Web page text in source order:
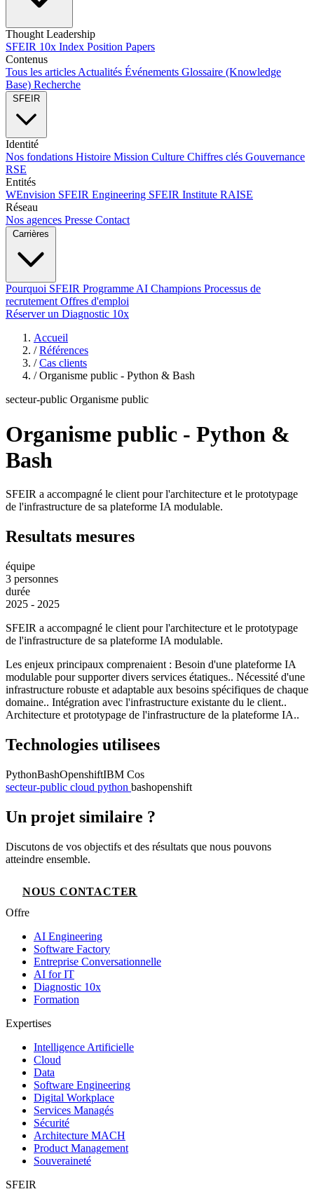
Thought Leadership
SFEIR 10x Index Position Papers
Contenus
Tous les articles Actualités Événements Glossaire (Knowledge
Base) Recherche
SFEIR
Identité
Nos fondations Histoire Mission Culture Chiffres clés Gouvernance
RSE
Entités
WEnvision SFEIR Engineering SFEIR Institute RAISE
Réseau
Nos agences Presse Contact
Carrières
Pourquoi SFEIR Programme AI Champions Processus de
recrutement Offres d'emploi
Réserver un Diagnostic 10x
Accueil
/ Références
/ Cas clients
/ Organisme public - Python & Bash
secteur-public Organisme public
Organisme public - Python &
Bash
SFEIR a accompagné le client pour l'architecture et le prototypage
de l'infrastructure de sa plateforme IA modulable.
Resultats mesures
équipe
3 personnes
durée
2025 - 2025
SFEIR a accompagné le client pour l'architecture et le prototypage
de l'infrastructure de sa plateforme IA modulable.
Les enjeux principaux comprenaient : Besoin d'une plateforme IA
modulable pour supporter divers services étatiques.. Nécessité d'une
infrastructure robuste et adaptable aux besoins spécifiques de chaque
domaine.. Intégration avec l'infrastructure existante du le client..
Architecture et prototypage de l'infrastructure de la plateforme IA..
Technologies utilisees
PythonBashOpenshiftIBM Cos
secteur-public cloud python bashopenshift
Un projet similaire ?
Discutons de vos objectifs et des résultats que nous pouvons
atteindre ensemble.
NOUS CONTACTER
Offre
AI Engineering
Software Factory
Entreprise Conversationnelle
AI for IT
Diagnostic 10x
Formation
Expertises
Intelligence Artificielle
Cloud
Data
Software Engineering
Digital Workplace
Services Managés
Sécurité
Architecture MACH
Product Management
Souveraineté
SFEIR